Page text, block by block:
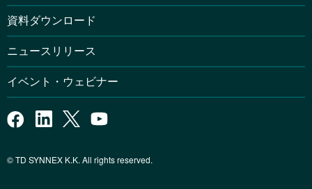
資料ダウンロード
ニュースリリース
イベント・ウェビナー
© TD SYNNEX K.K. All rights reserved.